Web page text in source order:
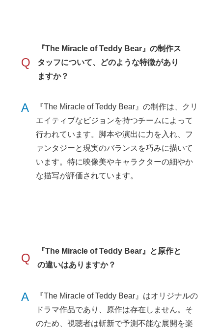
Q
『The Miracle of Teddy Bear』の制作ス
タッフについて、どのような特徴があり
ますか？
A
『The Miracle of Teddy Bear』の制作は、クリ
エイティブなビジョンを持つチームによって
行われています。脚本や演出に力を入れ、フ
ァンタジーと現実のバランスを巧みに描いて
います。特に映像美やキャラクターの細やか
な描写が評価されています。
Q
『The Miracle of Teddy Bear』と原作と
の違いはありますか？
A
『The Miracle of Teddy Bear』はオリジナルの
ドラマ作品であり、原作は存在しません。そ
のため、視聴者は斬新で予測不能な展開を楽